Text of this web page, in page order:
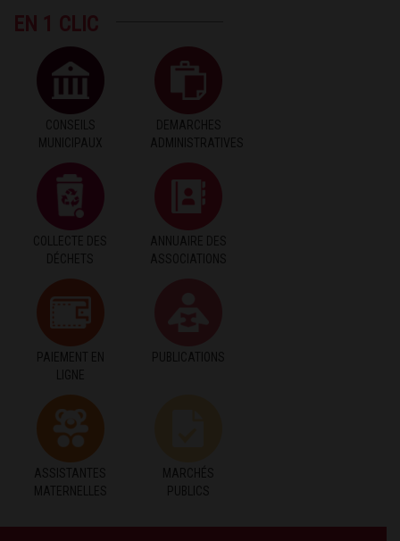
EN 1 CLIC
CONSEILS
MUNICIPAUX
DEMARCHES
ADMINISTRATIVES
COLLECTE DES
DÉCHETS
ANNUAIRE DES
ASSOCIATIONS
PAIEMENT EN
LIGNE
PUBLICATIONS
ASSISTANTES
MATERNELLES
MARCHÉS
PUBLICS